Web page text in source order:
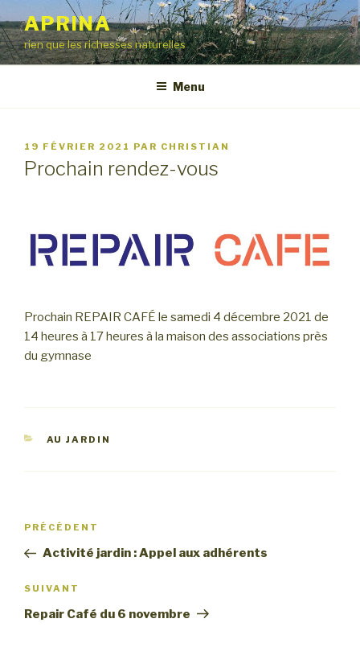
au
contenu
principal
APRINA
rien que les richesses naturelles
Menu
PUBLIÉ
LE
19 FÉVRIER 2021 PAR CHRISTIAN
Prochain rendez-vous
Prochain REPAIR CAFÉ le samedi 4 décembre 2021 de
14 heures à 17 heures à la maison des associations près
du gymnase
CATÉGORIES
AU JARDIN
Navigation
l’article
Article
précédent
PRÉCÉDENT
Activité jardin : Appel aux adhérents
Article
suivant
SUIVANT
Repair Café du 6 novembre